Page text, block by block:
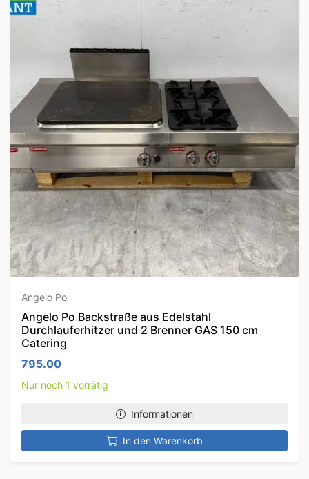
Angelo Po
Angelo Po Backstraße aus Edelstahl
Durchlauferhitzer und 2 Brenner GAS 150 cm
Catering
795.00
Nur noch 1 vorrätig
Informationen
In den Warenkorb